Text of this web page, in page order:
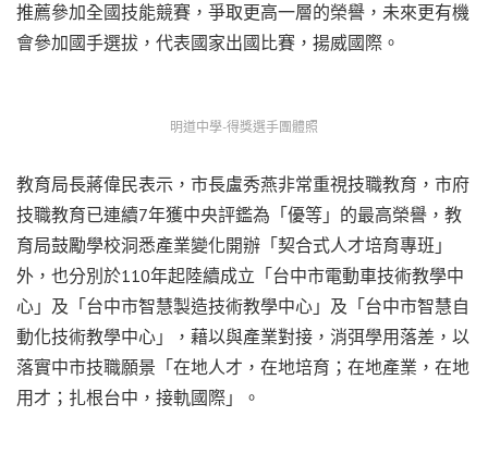
推薦參加全國技能競賽，爭取更高一層的榮譽，未來更有機
會參加國手選拔，代表國家出國比賽，揚威國際。
明道中學-得獎選手團體照
教育局長蔣偉民表示，市長盧秀燕非常重視技職教育，市府
技職教育已連續7年獲中央評鑑為「優等」的最高榮譽，教
育局鼓勵學校洞悉產業變化開辦「契合式人才培育專班」
外，也分別於110年起陸續成立「台中市電動車技術教學中
心」及「台中市智慧製造技術教學中心」及「台中市智慧自
動化技術教學中心」，藉以與產業對接，消弭學用落差，以
落實中市技職願景「在地人才，在地培育；在地產業，在地
用才；扎根台中，接軌國際」。